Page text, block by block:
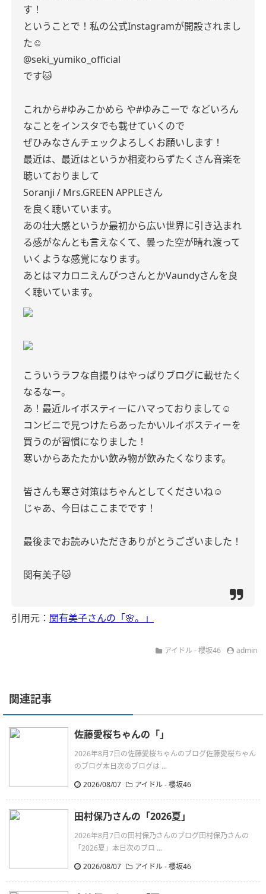
す！
ということで！私の公式Instagramが開設されまし
た☺︎
@seki_yumiko_official
です🐱
これから#ゆみこかめら や#ゆみこーで などいろん
なことをインスタでも載せていくので
ぜひみなさんチェックよろしくお願いします！
最近は、最近はというか相変わらずたくさん音楽を
聴いておりまして
Soranji / Mrs.GREEN APPLEさん
を良く聴いています。
あの壮大感というか最初から広い世界に引き込まれ
る感がなんとも言えなくて、曇った空が晴れ渡って
いくような感覚になります。
あとはマカロニえんぴつさんとかVaundyさんを良
く聴いています。
こういうラフな自撮りはやっぱりブログに載せたく
なるなー。
あ！最近ルイボスティーにハマっておりまして☺︎
コンビニで見つけたらあったかいルイボスティーを
買うのが習慣になりました！
寒いからあたたかい飲み物が飲みたくなります。
皆さんも寒さ対策はちゃんとしてくださいね☺︎
じゃあ、今日はここまでです！
最後までお読みいただきありがとうございました！
関有美子🐱
引用元： 関有美子さんの「🌸。」
アイドル - 櫻坂46 admin
関連記事
佐藤愛桜ちゃんの「」
2026年8月7日の佐藤愛桜ちゃんのブログ佐藤愛桜ちゃん
のブログ本日次のブログは ...
2026/08/07
アイドル - 櫻坂46
田村保乃さんの「2026夏」
2026年8月7日の田村保乃さんのブログ田村保乃さんの
「2026夏」本日次のブロ ...
2026/08/07
アイドル - 櫻坂46